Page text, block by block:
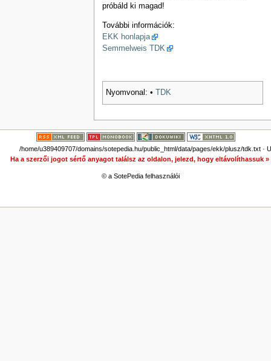
próbáld ki magad!
További információk:
EKK honlapja
Semmelweis TDK
Nyomvonal: • TDK
/home/u389409707/domains/sotepedia.hu/public_html/data/pages/ekk/plusz/tdk.txt·
Ha a szerzői jogot sértő anyagot találsz az oldalon, jelezd, hogy eltávolíthassuk »
© a SotePedia felhasználói